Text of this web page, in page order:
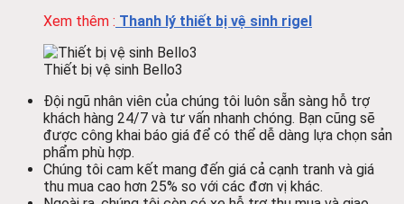
Xem thêm : Thanh lý thiết bị vệ sinh rigel
Thiết bị vệ sinh Bello3
Đội ngũ nhân viên của chúng tôi luôn sẵn sàng hỗ trợ
khách hàng 24/7 và tư vấn nhanh chóng. Bạn cũng sẽ
được công khai báo giá để có thể dễ dàng lựa chọn sản
phẩm phù hợp.
Chúng tôi cam kết mang đến giá cả cạnh tranh và giá
thu mua cao hơn 25% so với các đơn vị khác.